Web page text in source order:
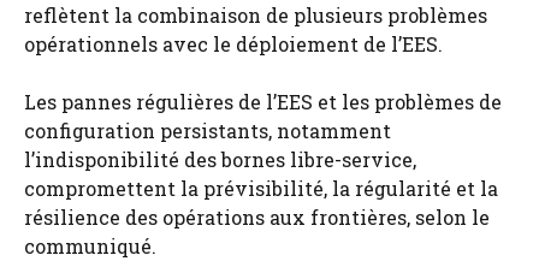
reflètent la combinaison de plusieurs problèmes
opérationnels avec le déploiement de l’EES.
Les pannes régulières de l’EES et les problèmes de
configuration persistants, notamment
l’indisponibilité des bornes libre-service,
compromettent la prévisibilité, la régularité et la
résilience des opérations aux frontières, selon le
communiqué.